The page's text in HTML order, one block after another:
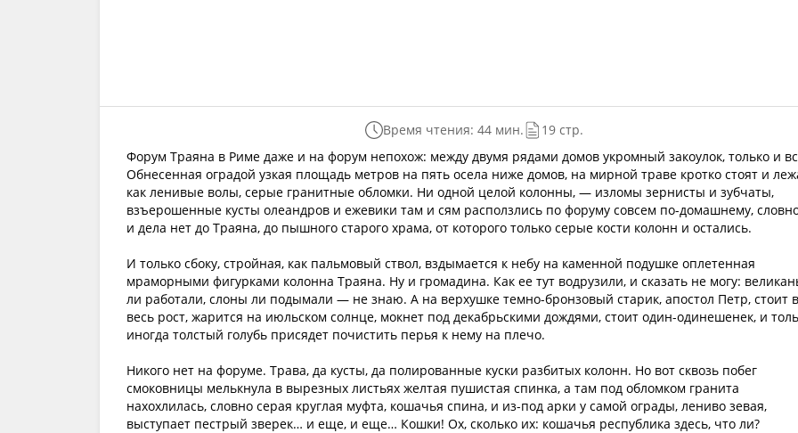
Время чтения: 44 мин.
19 стр.
Форум Траяна в Риме даже и на форум непохож: между двумя рядами домов укромный закоулок, только и
Обнесенная оградой узкая площадь метров на пять осела ниже домов, на мирной траве кротко стоят и
как ленивые волы, серые гранитные обломки. Ни одной целой колонны, — изломы зернисты и зубчаты,
взъерошенные кусты олеандров и ежевики там и сям расползлись по форуму совсем по-домашнему,
и дела нет до Траяна, до пышного старого храма, от которого только серые кости колонн и остались.
И только сбоку, стройная, как пальмовый ствол, вздымается к небу на каменной подушке оплетенная
мраморными фигурками колонна Траяна. Ну и громадина. Как ее тут водрузили, и сказать не могу:
ли работали, слоны ли подымали — не знаю. А на верхушке темно-бронзовый старик, апостол Петр, стоит
весь рост, жарится на июльском солнце, мокнет под декабрьскими дождями, стоит один-одинешенек, и
иногда толстый голубь присядет почистить перья к нему на плечо.
Никого нет на форуме. Трава, да кусты, да полированные куски разбитых колонн. Но вот сквозь побег
смоковницы мелькнула в вырезных листьях желтая пушистая спинка, а там под обломком гранита
нахохлилась, словно серая круглая муфта, кошачья спина, и из-под арки у самой ограды, лениво зевая,
выступает пестрый зверек… и еще, и еще… Кошки! Ох, сколько их: кошачья республика здесь, что ли?